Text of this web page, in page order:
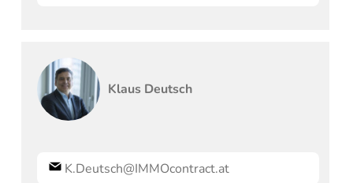
Klaus Deutsch
K.Deutsch@IMMOcontract.at